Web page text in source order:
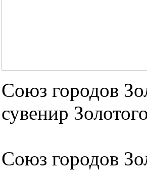
Союз городов
сувенир
Союз городов